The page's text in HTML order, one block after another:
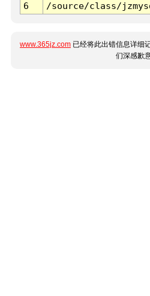
6
/source/class/
www.365jz.com 已经将此出错信息详细
们深感歉